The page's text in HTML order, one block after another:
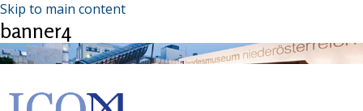
Skip to main content
banner4